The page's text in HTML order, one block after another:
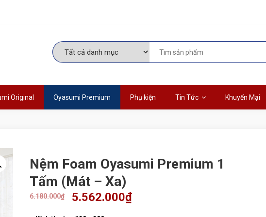
Original Oyasumi Premium Phụ kiện Tin Tức Khuyến Mại
Nệm Foam Oyasumi Premium 1
Tấm (Mát – Xa)
6.180.000₫ 5.562.000₫